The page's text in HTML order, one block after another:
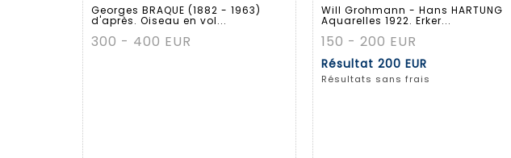
Georges BRAQUE (1882 - 1963)
d'après. Oiseau en vol...
300 - 400 EUR
Will Grohmann - Hans HARTUNG
Aquarelles 1922. Erker...
150 - 200 EUR
Résultat 200 EUR
Résultats sans frais